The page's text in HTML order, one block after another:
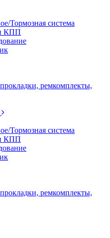
Тормозная система
КПП
ремкомплекты,
Тормозная система
КПП
ремкомплекты,